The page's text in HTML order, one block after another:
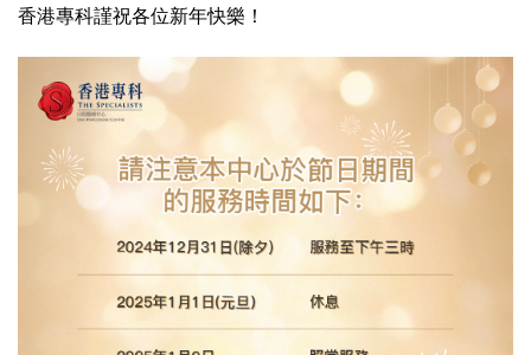
香港專科謹祝各位新年快樂！